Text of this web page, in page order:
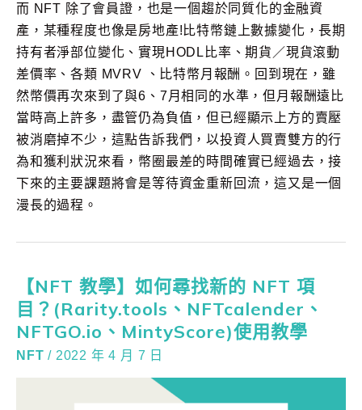
而 NFT 除了會員證，也是一個趨於同質化的金融資
產，某種程度也像是房地產!比特幣鏈上數據變化，長期
持有者淨部位變化、實現HODL比率、期貨／現貨滾動
差價率、各類 MVRV 、比特幣月報酬。回到現在，雖
然幣價再次來到了與6、7月相同的水準，但月報酬遠比
當時高上許多，盡管仍為負值，但已經顯示上方的賣壓
被消磨掉不少，這點告訴我們，以投資人買賣雙方的行
為和獲利狀況來看，幣圈最差的時間確實已經過去，接
下來的主要課題將會是等待資金重新回流，這又是一個
漫長的過程。
【NFT 教學】如何尋找新的 NFT 項
目？(Rarity.tools、NFTcalender、
NFTGO.io、MintyScore)使用教學
NFT / 2022 年 4 月 7 日